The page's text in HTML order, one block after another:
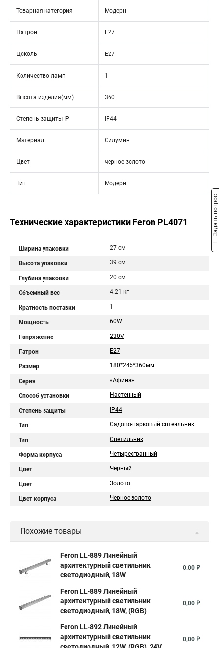
Товарная категория Модерн
Патрон E27
Цоколь E27
Количество ламп 1
Высота изделия(мм) 360
Степень защиты IP IP44
Материал Силумин
Цвет черное золото
Тип Модерн
Технические характеристики Feron PL4071
Ширина упаковки 27 см
Высота упаковки 39 см
Глубина упаковки 20 см
Объемный вес 4.21 кг
Кратность поставки 1
Мощность 60W
Напряжение 230V
Патрон E27
Размер 180*245*360мм
Серия «Афина»
Способ установки Настенный
Степень защиты IP44
Тип Садово-парковый свтеильник
Тип Светильник
Форма корпуса Четырехгранный
Цвет Черный
Цвет Золото
Цвет корпуса Черное золото
Похожие товары
Feron LL-889 Линейный
архитектурный светильник
светодиодный, 18W
0,00 ₽
Feron LL-889 Линейный
архитектурный светильник
светодиодный, 18W, (RGB)
0,00 ₽
Feron LL-892 Линейный
архитектурный светильник
0,00 ₽
Задать вопрос